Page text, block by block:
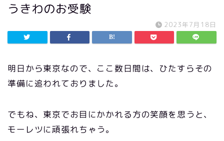
うきわのお受験
2023年7月18日
明日から東京なので、ここ数日間は、ひたすらその
準備に追われておりました。
でもね、東京でお目にかかれる方の笑顔を思うと、
モーレツに頑張れちゃう。